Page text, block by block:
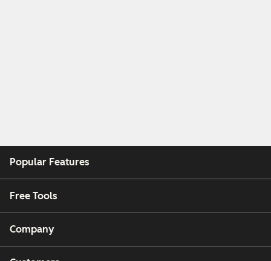
Popular Features
Free Tools
Company